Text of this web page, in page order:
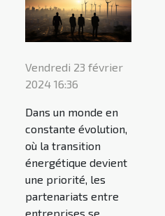
Vendredi 23 février
2024 16:36
Dans un monde en
constante évolution,
où la transition
énergétique devient
une priorité, les
partenariats entre
entreprises se